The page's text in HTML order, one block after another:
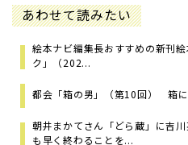
あわせて読みたい
絵本ナビ編集長おすすめの新刊
ク」（202...
都会「箱の男」（第10回） 箱
朝井まかてさん「どら蔵」に吉
も早く終わることを...